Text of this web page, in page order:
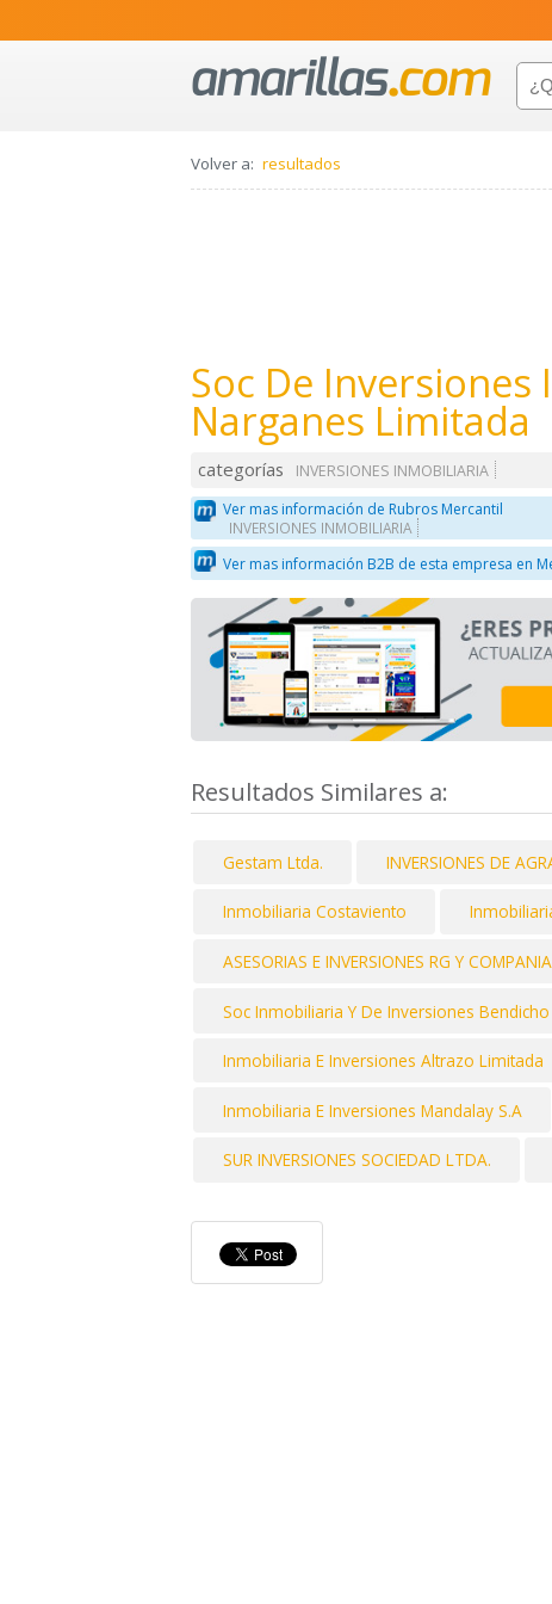
Volver a: resultados
Soc De
Narganes Limitada
categorías
INVERSIONES INMOBILIARIA
Ver mas información de Rubros Mercantil
INVERSIONES INMOBILIARIA
Ver mas información B2B de esta empresa en
Resultados Similares a:
Gestam Ltda. INVERSIONES DE
Inmobiliaria Costaviento
ASESORIAS E INVERSIONES RG Y
Soc Inmobiliaria Y De Inversiones
Inmobiliaria E Inversiones Altrazo Limitada
Inmobiliaria E Inversiones Mandalay S.A
SUR INVERSIONES SOCIEDAD LTDA.